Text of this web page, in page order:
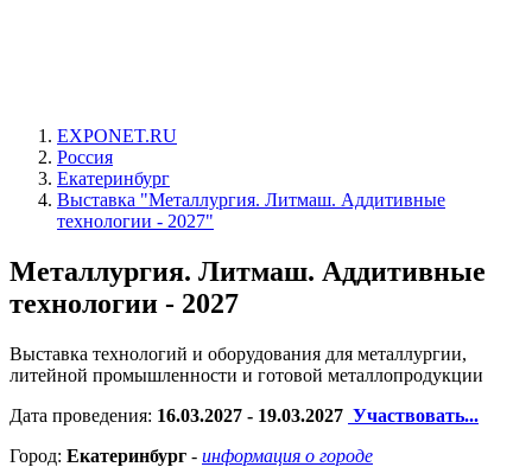
EXPONET.RU
Россия
Екатеринбург
Выставка "Металлургия. Литмаш. Аддитивные
технологии - 2027"
Металлургия. Литмаш. Аддитивные
технологии - 2027
Выставка технологий и оборудования для металлургии,
литейной промышленности и готовой металлопродукции
Дата проведения: 16.03.2027 - 19.03.2027 Участвовать...
Город: Екатеринбург - информация о городе